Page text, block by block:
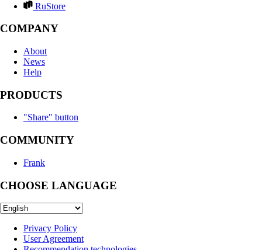
RuStore
COMPANY
About
News
Help
PRODUCTS
"Share" button
COMMUNITY
Frank
CHOOSE LANGUAGE
Privacy Policy
User Agreement